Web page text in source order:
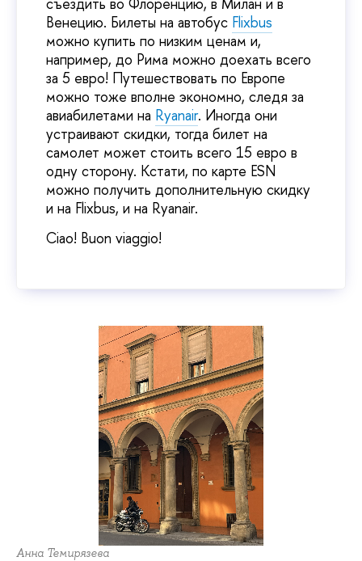
Венецию. Билеты на автобус Flixbus
можно купить по низким ценам и,
например, до Рима можно доехать всего
за 5 евро! Путешествовать по Европе
можно тоже вполне экономно, следя за
авиабилетами на Ryanair. Иногда они
устраивают скидки, тогда билет на
самолет может стоить всего 15 евро в
одну сторону. Кстати, по карте ESN
можно получить дополнительную скидку
и на Flixbus, и на Ryanair.
Ciao! Buon viaggio!
Анна Темирязева